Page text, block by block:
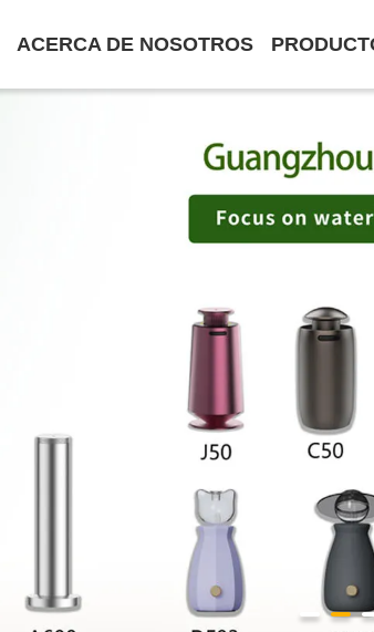
ACERCA DE NOSOTROS